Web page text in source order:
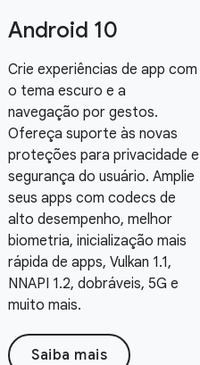
Android 10
Crie experiências de app com
o tema escuro e a
navegação por gestos.
Ofereça suporte às novas
proteções para privacidade e
segurança do usuário. Amplie
seus apps com codecs de
alto desempenho, melhor
biometria, inicialização mais
rápida de apps, Vulkan 1.1,
NNAPI 1.2, dobráveis, 5G e
muito mais.
Saiba mais